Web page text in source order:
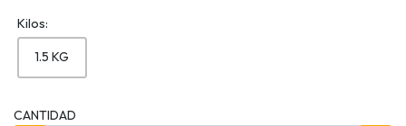
Kilos:
1.5 KG
CANTIDAD